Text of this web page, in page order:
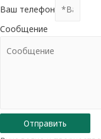
Ваш телефон
Сообщение
Отправить